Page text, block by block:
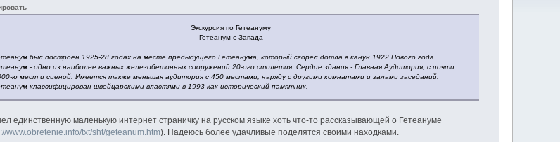
Экскурсия по Гетеануму
Гетеанум с Запада
был построен 1925-28 годах на месте предыдущего Гетеанума, который сгорел дотла в канун 1922 Нового года.
- одно из наиболее важных железобетонных сооружений 20-ого столетия. Сердце здания - Главная Аудитория, с почти
ю мест и сценой. Имеется также меньшая аудитория с 450 местами, наряду с другими комнатами и залами заседаний.
классифицирован швейцарскими властями в 1993 как исторический памятник.
единственную маленькую интернет страничку на русском языке хоть что-то рассказывающей о Гетеануме
www.obretenie.info/txt/sht/geteanum.htm). Надеюсь более удачливые поделятся своими находками.